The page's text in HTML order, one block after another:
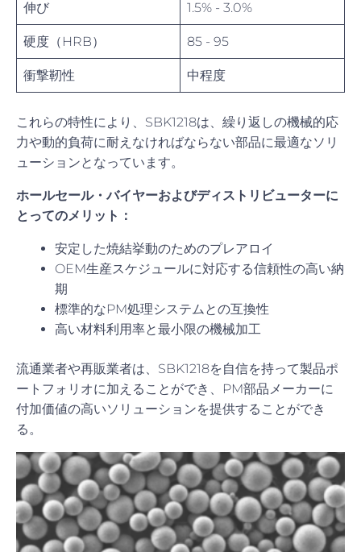
伸び 1.5% - 3.0%
硬度（HRB） 85 - 95
衝撃靭性 中程度
これらの特性により、SBK1218は、繰り返しの機械的応
力や動的負荷に耐えなければならない部品に最適なソリ
ューションとなっています。
ホールセール・バイヤーおよびディストリビューターに
とってのメリット：
安定した焼結挙動のためのプレアロイ
OEM生産スケジュールに対応する信頼性の高い納
期
標準的なPM処理システムとの互換性
高い材料利用率と最小限の機械加工
流通業者や再販業者は、SBK1218を自信を持って製品ポ
ートフォリオに加えることができ、PM部品メーカーに
付加価値の高いソリューションを提供することができ
る。